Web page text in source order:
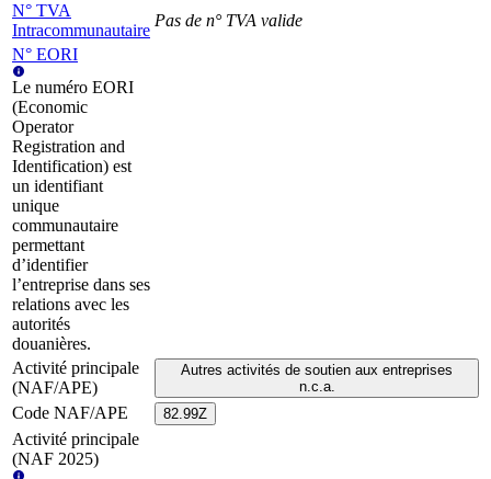
N° TVA
Intracommunautaire
Pas de n° TVA valide
N° EORI
Le numéro EORI
(Economic
Operator
Registration and
Identification) est
un identifiant
unique
communautaire
permettant
d’identifier
l’entreprise dans ses
relations avec les
autorités
douanières.
Activité principale
(NAF/APE)
Autres activités de soutien aux entreprises
n.c.a.
Code NAF/APE 82.99Z
Activité principale
(NAF 2025)